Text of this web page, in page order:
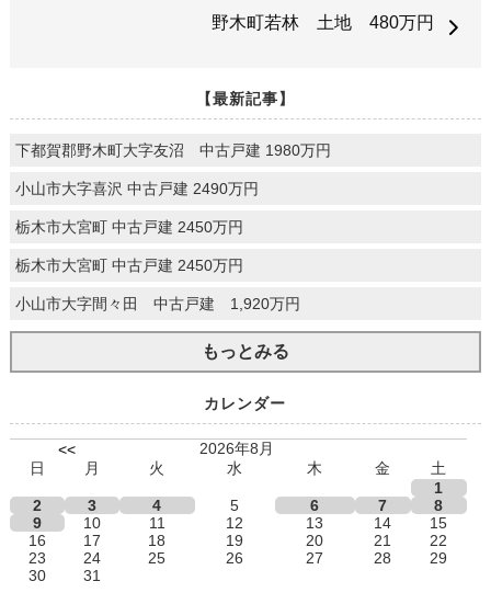
野木町若林 土地 480万円
【最新記事】
下都賀郡野木町大字友沼 中古戸建 1980万円
小山市大字喜沢 中古戸建 2490万円
栃木市大宮町 中古戸建 2450万円
栃木市大宮町 中古戸建 2450万円
小山市大字間々田 中古戸建 1,920万円
もっとみる
カレンダー
<<
2026年8月
日
月 火 水 木 金
土
1
2
3 4 5 6 7
8
9
10 11 12 13 14
15
16
17 18 19 20 21
22
23
24 25 26 27 28
29
30
31